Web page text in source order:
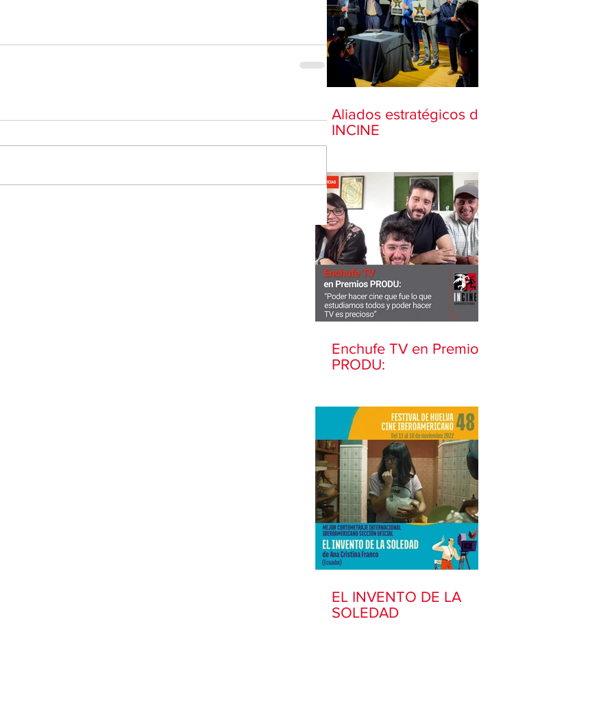
Aliados estratégicos de
INCINE
Enchufe TV en Premios
PRODU:
EL INVENTO DE LA
SOLEDAD